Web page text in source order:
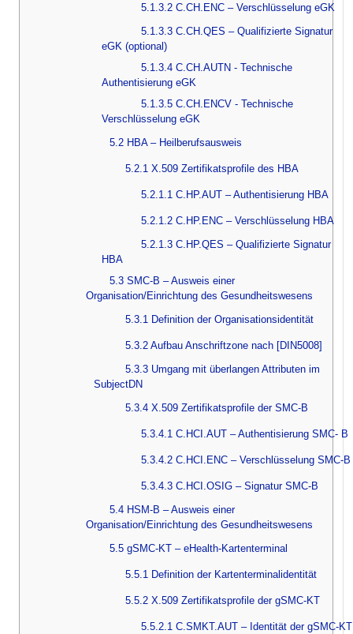
5.1.3.2 C.CH.ENC – Verschlüsselung eGK
5.1.3.3 C.CH.QES – Qualifizierte Signatur
eGK (optional)
5.1.3.4 C.CH.AUTN - Technische
Authentisierung eGK
5.1.3.5 C.CH.ENCV - Technische
Verschlüsselung eGK
5.2 HBA – Heilberufsausweis
5.2.1 X.509 Zertifikatsprofile des HBA
5.2.1.1 C.HP.AUT – Authentisierung HBA
5.2.1.2 C.HP.ENC – Verschlüsselung HBA
5.2.1.3 C.HP.QES – Qualifizierte Signatur
HBA
5.3 SMC-B – Ausweis einer
Organisation/Einrichtung des Gesundheitswesens
5.3.1 Definition der Organisationsidentität
5.3.2 Aufbau Anschriftzone nach [DIN5008]
5.3.3 Umgang mit überlangen Attributen im
SubjectDN
5.3.4 X.509 Zertifikatsprofile der SMC-B
5.3.4.1 C.HCI.AUT – Authentisierung SMC- B
5.3.4.2 C.HCI.ENC – Verschlüsselung SMC-B
5.3.4.3 C.HCI.OSIG – Signatur SMC-B
5.4 HSM-B – Ausweis einer
Organisation/Einrichtung des Gesundheitswesens
5.5 gSMC-KT – eHealth-Kartenterminal
5.5.1 Definition der Kartenterminalidentität
5.5.2 X.509 Zertifikatsprofile der gSMC-KT
5.5.2.1 C.SMKT.AUT – Identität der gSMC-KT